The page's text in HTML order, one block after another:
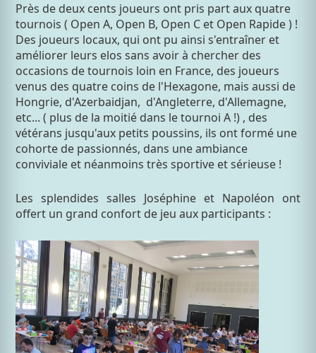
Près de deux cents joueurs ont pris part aux quatre
tournois ( Open A, Open B, Open C et Open Rapide ) !
Des joueurs locaux, qui ont pu ainsi s'entraîner et
améliorer leurs elos sans avoir à chercher des
occasions de tournois loin en France, des joueurs
venus des quatre coins de l'Hexagone, mais aussi de
Hongrie, d'Azerbaidjan, d'Angleterre, d'Allemagne,
etc... ( plus de la moitié dans le tournoi A !) , des
vétérans jusqu'aux petits poussins, ils ont formé une
cohorte de passionnés, dans une ambiance
conviviale et néanmoins très sportive et sérieuse !
Les splendides salles Joséphine et Napoléon ont
offert un grand confort de jeu aux participants :